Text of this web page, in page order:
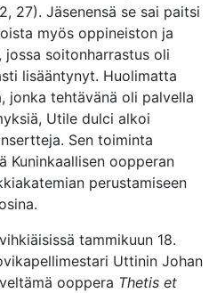
27). Jäsenensä se sai paitsi
myös oppineiston ja
soitonharrastus oli
lisääntynyt. Huolimatta
jonka tehtävänä oli palvella
Utile dulci alkoi
Sen toiminta
Kuninkaallisen oopperan
perustamiseen
tammikuun 18.
Uttinin Johan
ooppera Thetis et